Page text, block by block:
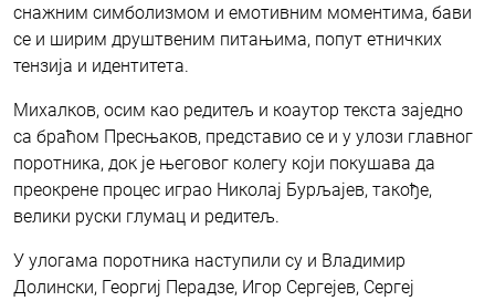
снажним симболизмом и емотивним моментима, бави
се и ширим друштвеним питањима, попут етничких
тензија и идентитета.
Михалков, осим као редитељ и коаутор текста заједно
са браћом Пресњаков, представио се и у улози главног
поротника, док је његовог колегу који покушава да
преокрене процес играо Николај Бурљајев, такође,
велики руски глумац и редитељ.
У улогама поротника наступили су и Владимир
Долински, Георгиј Перадзе, Игор Сергејев, Сергеј